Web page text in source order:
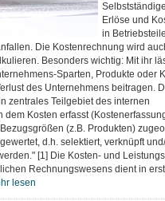
Erlöse und
in
Die Kostenrechnung wird
Besonders wichtig: Mit ihr
Sparten, Produkte oder
des Unternehmens beitragen.
zentrales Teilgebiet des internen
dem Kosten erfasst
(z.B. Produkten)
d.h. selektiert, verknüpft
[1] Die Kosten- und
Rechnungswesens dient in
lesen